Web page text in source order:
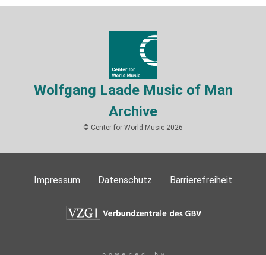
Wolfgang Laade Music of Man
Archive
© Center for World Music 2026
Impressum Datenschutz Barrierefreiheit